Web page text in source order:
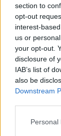
section to
opt-out
interest-
us or
your opt-out.
disclosure of
IAB’s list of
also be
Downstream
Please note
Personal
Teljesen
nyelvtudás
Világevő
ilyesmikről